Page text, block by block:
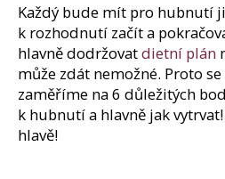
Každý bude mít pro hubnutí
k rozhodnutí začít a
hlavně dodržovatdietní plán
může zdát nemožné. Proto
zaměříme na 6 důležitých
k hubnutí a hlavně jak
hlavě!
Hledat
D
o